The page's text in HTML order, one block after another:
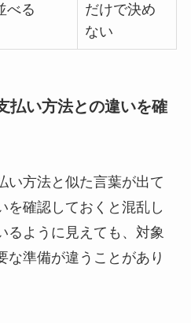
べる
だけで決め
ない
払い方法との違いを確
い方法と似た言葉が出て
を確認しておくと混乱し
るように見えても、対象
な準備が違うことがあり